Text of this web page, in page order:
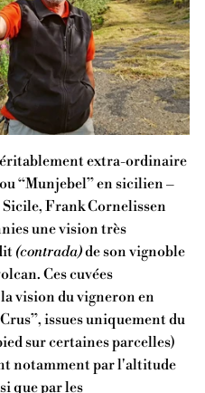
extra-ordinaire
“Munjebel” en sicilien –
Frank Cornelissen
une vision très
(contrada)de son vignoble
Ces cuvées
vision du vigneron en
issues uniquement du
sur certaines parcelles)
notamment par l'altitude
que par les